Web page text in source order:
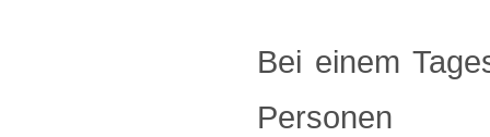
Bei einem
Personen